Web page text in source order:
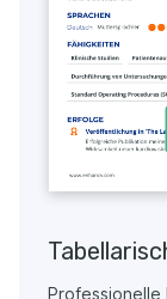
Professionelle